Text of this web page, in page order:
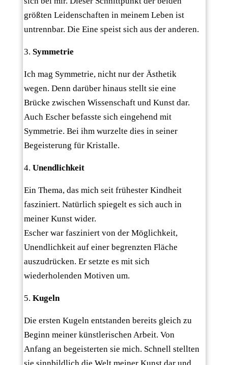
größten Leidenschaften in meinem Leben ist
untrennbar. Die Eine speist sich aus der anderen.
Symmetrie
Ich mag Symmetrie, nicht nur der Ästhetik
wegen. Denn darüber hinaus stellt sie eine
Brücke zwischen Wissenschaft und Kunst dar.
Auch Escher befasste sich eingehend mit
Symmetrie. Bei ihm wurzelte dies in seiner
Begeisterung für Kristalle.
Unendlichkeit
Ein Thema, das mich seit frühester Kindheit
fasziniert. Natürlich spiegelt es sich auch in
meiner Kunst wider.
Escher war fasziniert von der Möglichkeit,
Unendlichkeit auf einer begrenzten Fläche
auszudrücken. Er setzte es mit sich
wiederholenden Motiven um.
Kugeln
Die ersten Kugeln entstanden bereits gleich zu
Beginn meiner künstlerischen Arbeit. Von
Anfang an begeisterten sie mich. Schnell stellten